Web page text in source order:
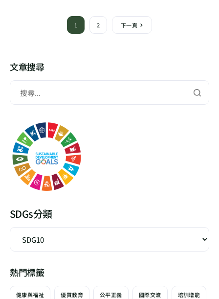
1 2 下一頁
文章搜尋
SDGs分類
熱門標籤
健康與福祉 優質教育 公平正義 國際交流 培訓增能